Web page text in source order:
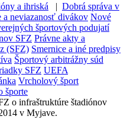
a ihriská | Dobrá správa v
a neviazanosť divákov Nové
športových podujatí
SFZ Právne akty a
(SFZ) Smernice a iné predpisy
Športový arbitrážny súd
SFZ UEFA
Vrcholový šport
športe
o infraštruktúre štadiónov
v Myjave.